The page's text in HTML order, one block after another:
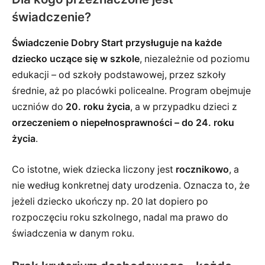
świadczenie?
Świadczenie Dobry Start przysługuje na każde
dziecko uczące się w szkole, niezależnie od poziomu
edukacji – od szkoły podstawowej, przez szkoły
średnie, aż po placówki policealne. Program obejmuje
uczniów do 20. roku życia, a w przypadku dzieci z
orzeczeniem o niepełnosprawności – do 24. roku
życia.
Co istotne, wiek dziecka liczony jest rocznikowo, a
nie według konkretnej daty urodzenia. Oznacza to, że
jeżeli dziecko ukończy np. 20 lat dopiero po
rozpoczęciu roku szkolnego, nadal ma prawo do
świadczenia w danym roku.